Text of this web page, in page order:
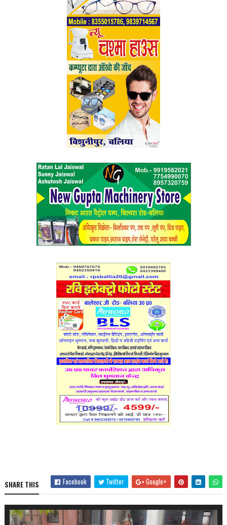
SHARE THIS Facebook Twitter Google+